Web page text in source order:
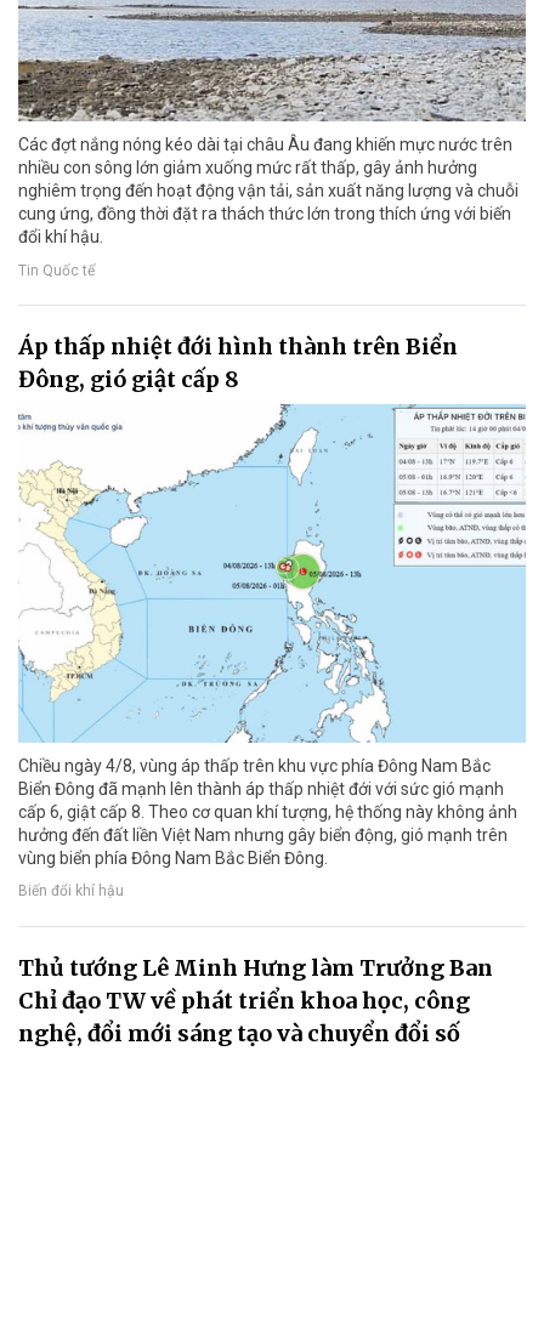
Các đợt nắng nóng kéo dài tại châu Âu đang khiến mực nước trên
nhiều con sông lớn giảm xuống mức rất thấp, gây ảnh hưởng
nghiêm trọng đến hoạt động vận tải, sản xuất năng lượng và chuỗi
cung ứng, đồng thời đặt ra thách thức lớn trong thích ứng với biến
đổi khí hậu.
Tin Quốc tế
Áp thấp nhiệt đới hình thành trên Biển
Đông, gió giật cấp 8
Chiều ngày 4/8, vùng áp thấp trên khu vực phía Đông Nam Bắc
Biển Đông đã mạnh lên thành áp thấp nhiệt đới với sức gió mạnh
cấp 6, giật cấp 8. Theo cơ quan khí tượng, hệ thống này không ảnh
hưởng đến đất liền Việt Nam nhưng gây biển động, gió mạnh trên
vùng biển phía Đông Nam Bắc Biển Đông.
Biến đổi khí hậu
Thủ tướng Lê Minh Hưng làm Trưởng Ban
Chỉ đạo TW về phát triển khoa học, công
nghệ, đổi mới sáng tạo và chuyển đổi số